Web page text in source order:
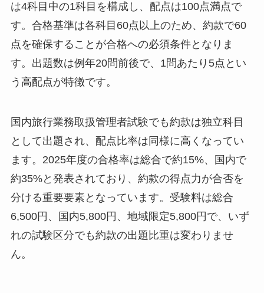
は4科目中の1科目を構成し、配点は100点満点で
す。合格基準は各科目60点以上のため、約款で60
点を確保することが合格への必須条件となりま
す。出題数は例年20問前後で、1問あたり5点とい
う高配点が特徴です。
国内旅行業務取扱管理者試験でも約款は独立科目
として出題され、配点比率は同様に高くなってい
ます。2025年度の合格率は総合で約15%、国内で
約35%と発表されており、約款の得点力が合否を
分ける重要要素となっています。受験料は総合
6,500円、国内5,800円、地域限定5,800円で、いず
れの試験区分でも約款の出題比重は変わりませ
ん。